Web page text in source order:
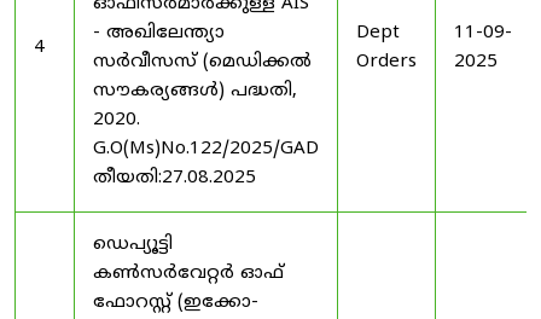
4
- അഖിലേന്ത്യാ
സർവീസസ് (മെഡിക്കൽ
സൗകര്യങ്ങൾ) പദ്ധതി,
2020.
G.O(Ms)No.122/2025/GAD
തീയതി:27.08.2025
Dept
Orders
11-09-
2025
ഡെപ്യൂട്ടി
കൺസർവേറ്റർ ഓഫ്
ഫോറസ്റ്റ് (ഇക്കോ-